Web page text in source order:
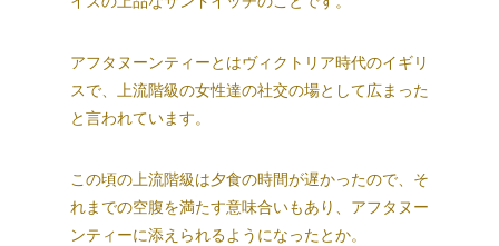
アフタヌーンティーとはヴィクトリア時代のイギリ
スで、上流階級の女性達の社交の場として広まった
と言われています。
この頃の上流階級は夕食の時間が遅かったので、そ
れまでの空腹を満たす意味合いもあり、アフタヌー
ンティーに添えられるようになったとか。